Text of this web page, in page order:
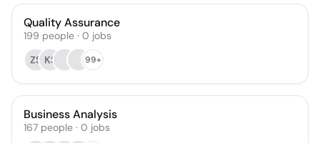
Quality Assurance
199 people · 0 jobs
ZS KS 99+
Business Analysis
167 people · 0 jobs